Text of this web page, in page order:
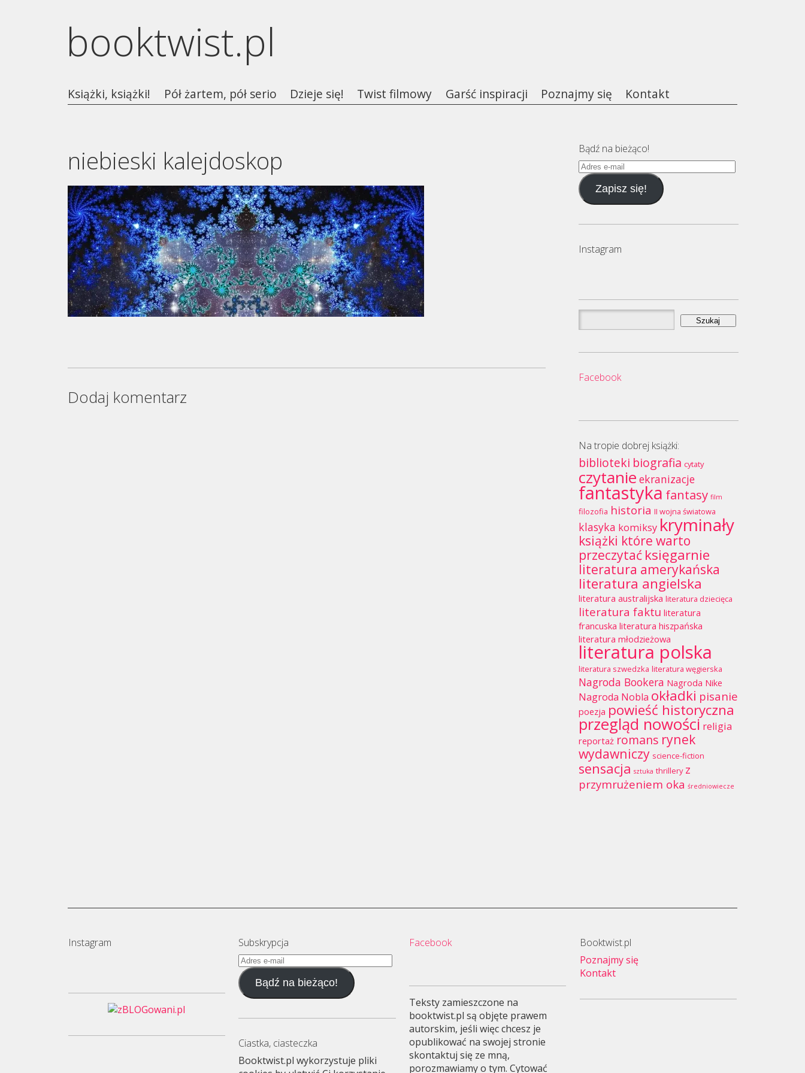
booktwist.pl
Książki, książki! Pół żartem, pół serio Dzieje się! Twist filmowy Garść inspiracji Poznajmy się Kontakt
niebieski kalejdoskop
Dodaj komentarz
Bądź na bieżąco!
Adres
e-
mailZapisz się!
Instagram
Szukaj:
Facebook
Na tropie dobrej książki:
biblioteki biografia cytaty
czytanie ekranizacje
fantastyka fantasy film
filozofia historia II wojna światowa
klasyka komiksy kryminały
książki które warto
przeczytać księgarnie
literatura amerykańska
literatura angielska
literatura australijska literatura dziecięca
literatura faktu literatura
francuska literatura hiszpańska
literatura młodzieżowa
literatura polska
literatura szwedzka literatura węgierska
Nagroda Bookera Nagroda Nike
Nagroda Nobla okładki pisanie
poezja powieść historyczna
przegląd nowości religia
reportaż romans rynek
wydawniczy science-fiction
sensacja sztuka thrillery z
przymrużeniem oka średniowiecze
Instagram
Subskrypcja
Adres
e-
mailBądź na bieżąco!
Ciastka, ciasteczka
Booktwist.pl wykorzystuje pliki
Facebook
Teksty zamieszczone na
booktwist.pl są objęte prawem
autorskim, jeśli więc chcesz je
opublikować na swojej stronie
skontaktuj się ze mną,
porozmawiamy o tym. Cytować
Booktwist.pl
Poznajmy się
Kontakt